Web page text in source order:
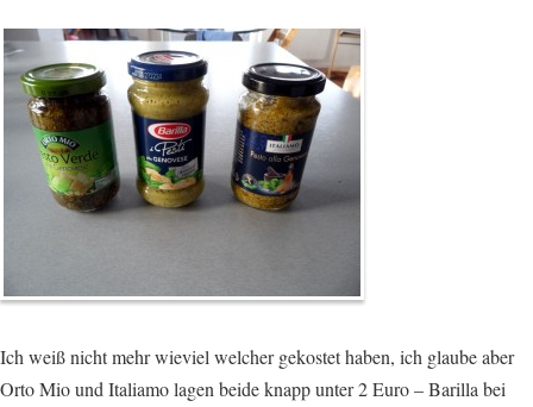
Ich weiß nicht mehr wieviel welcher gekostet haben, ich glaube aber
Orto Mio und Italiamo lagen beide knapp unter 2 Euro – Barilla bei